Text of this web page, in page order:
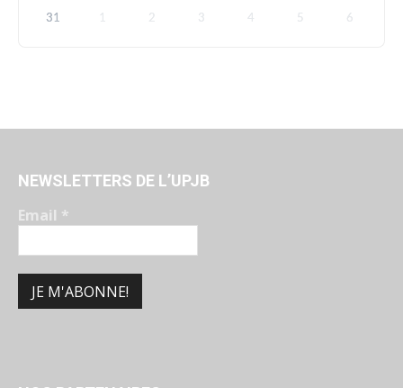
31 1 2 3 4 5 6
NEWSLETTERS DE L’UPJB
Email *